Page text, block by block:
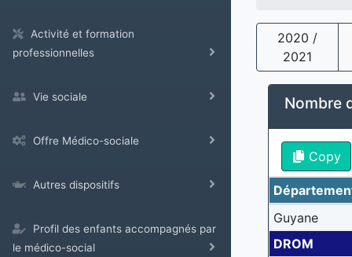
Activité et formation
professionnelles
Vie sociale
Offre Médico-sociale
Autres dispositifs
Profil des enfants accompagnés par
le médico-social
2020 /
2021
Nombre
Copy
Guyane
DROM